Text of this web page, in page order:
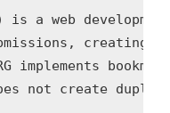
is a web
implements